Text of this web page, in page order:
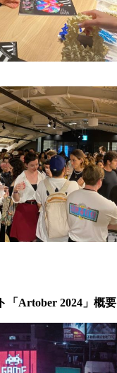
「Artober 2024」概要